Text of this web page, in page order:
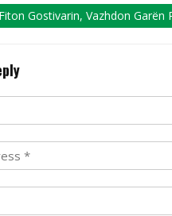
Vazhdon Garën Për Mbijetesë Në Elitë